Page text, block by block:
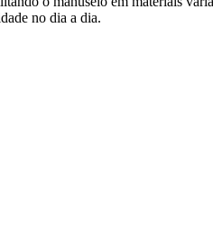
no dia a dia.